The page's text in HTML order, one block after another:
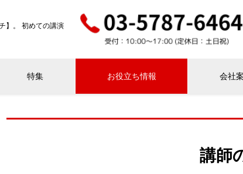
】。 初めての講演
特集 お役立ち情報 会社
講師